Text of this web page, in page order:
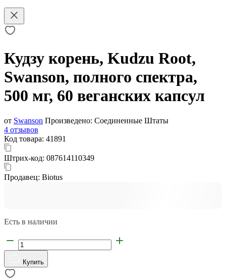
Кудзу корень, Kudzu Root,
Swanson, полного спектра,
500 мг, 60 веганских капсул
от Swanson Произведено: Соединенные Штаты
4 отзывов
Код товара: 41891
Штрих-код: 087614110349
Продавец: Biotus
Есть в наличии
Купить